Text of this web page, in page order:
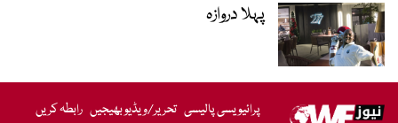
پہلا دروازہ
پرائیویسی پالیسی تحریر/ویڈیو بھیجیں رابطہ کریں